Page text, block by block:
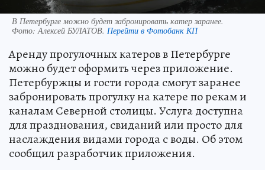
В Петербурге можно будет забронировать катер заранее.
Фото: Алексей БУЛАТОВ. Перейти в Фотобанк КП
Аренду прогулочных катеров в Петербурге
можно будет оформить через приложение.
Петербуржцы и гости города смогут заранее
забронировать прогулку на катере по рекам и
каналам Северной столицы. Услуга доступна
для празднования, свиданий или просто для
наслаждения видами города с воды. Об этом
сообщил разработчик приложения.